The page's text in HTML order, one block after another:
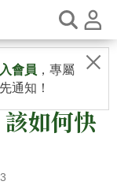
會員 ，專屬
通知！
助」 台
如何快